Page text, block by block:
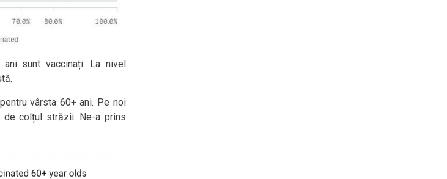
sunt vaccinați. La nivel
vârsta 60+ ani. Pe noi
de colțul străzii. Ne-a prins